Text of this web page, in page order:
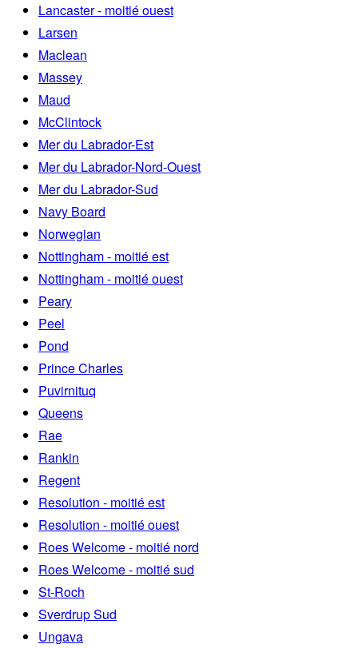
Lancaster - moitié ouest
Larsen
Maclean
Massey
Maud
McClintock
Mer du Labrador-Est
Mer du Labrador-Nord-Ouest
Mer du Labrador-Sud
Navy Board
Norwegian
Nottingham - moitié est
Nottingham - moitié ouest
Peary
Peel
Pond
Prince Charles
Puvirnituq
Queens
Rae
Rankin
Regent
Resolution - moitié est
Resolution - moitié ouest
Roes Welcome - moitié nord
Roes Welcome - moitié sud
St-Roch
Sverdrup Sud
Ungava